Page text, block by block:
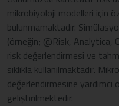
mikrobiyoloji modelleri için
bulunmamaktadır.
(örneğin; @Risk,
risk değerlendirmesi ve
sıklıkla kullanılmaktadır.
değerlendirmesine yardımcı
geliştirilmektedir.